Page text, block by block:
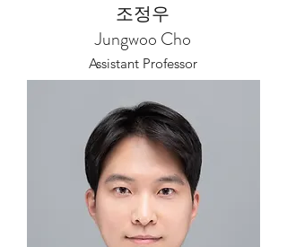
조정우
​Jungwoo Cho
Assistant Professor